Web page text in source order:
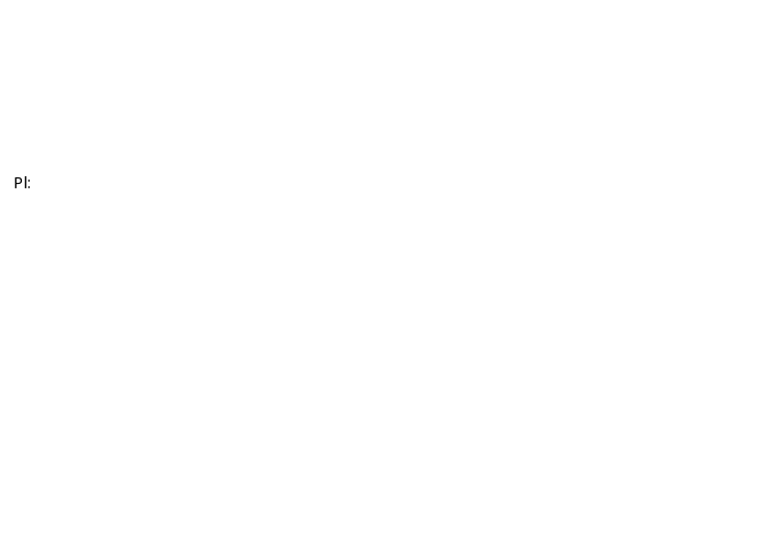
Pl: